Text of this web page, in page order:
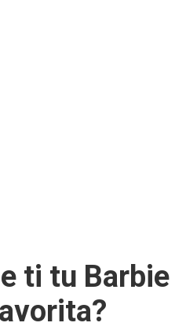
ti tu Barbie